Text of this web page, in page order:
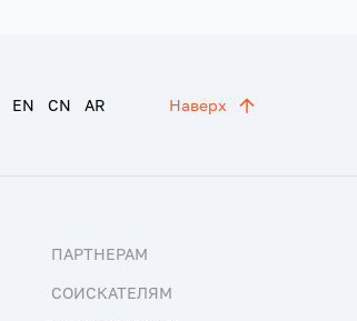
EN CN AR Наверх
ПАРТНЕРАМ
СОИСКАТЕЛЯМ